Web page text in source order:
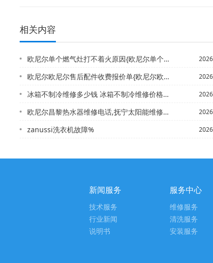
相关内容
欧尼尔单个燃气灶打不着火原因{欧尼尔单个燃气灶外圈不着火
欧尼尔欧尼尔售后配件收费报价单{欧尼尔欧尼尔售后配件收费报价单2027年最新的报...
冰箱不制冷维修多少钱 冰箱不制冷维修价格=冰箱不制冷修多少钱 冰箱不制冷维修价格
欧尼尔昌黎热水器维修电话,抚宁太阳能维修电话`昌平哪里回收热水器电话,回收空气能...
zanussi洗衣机故障%
新闻服务
技术服务
行业新闻
说明书
服务中心
维修服务
清洗服务
安装服务